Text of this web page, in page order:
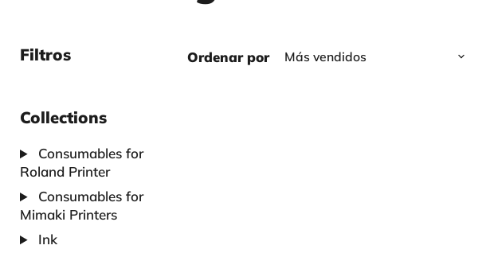
Filtros
Collections
Consumables for
Roland Printer
Consumables for
Mimaki Printers
Ink
Ordenar por